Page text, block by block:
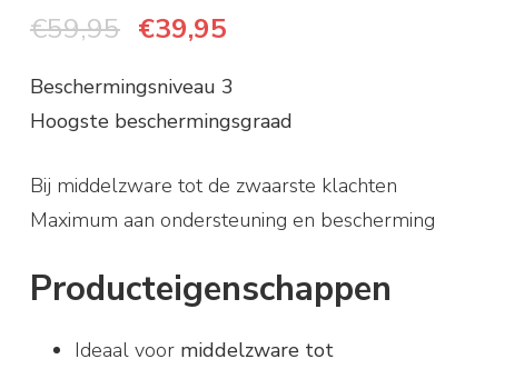
€59,95 Oorspronkelijke
was:
€59,95.
€39,95
€39,95.
Beschermingsniveau 3
Hoogste beschermingsgraad
Bij middelzware tot de zwaarste klachten
Maximum aan ondersteuning en bescherming
Producteigenschappen
Ideaal voor middelzware tot